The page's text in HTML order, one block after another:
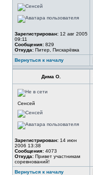
Зарегистрирован: 12 авг 2005
09:11
Сообщения: 829
Откуда: Питер, Пискарёвка
Вернуться к началу
Дима О.
Сенсей
Зарегистрирован: 14 июн
2006 13:38
Сообщения: 4073
Откуда: Привет участникам
соревнований!
Вернуться к началу